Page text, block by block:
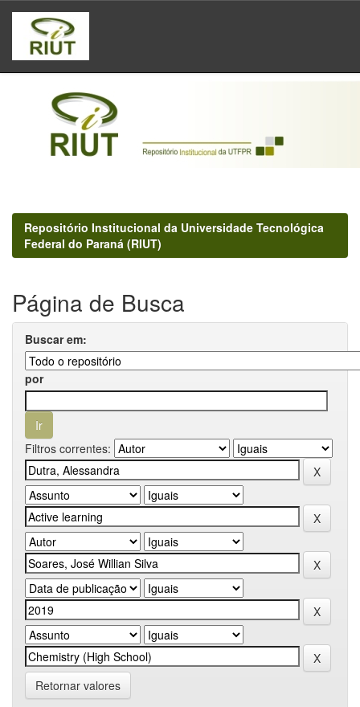
Skip
navigation
Repositório Institucional da Universidade Tecnológica
Federal do Paraná (RIUT)
Página de Busca
Buscar em:
por
Filtros correntes:
Retornar valores